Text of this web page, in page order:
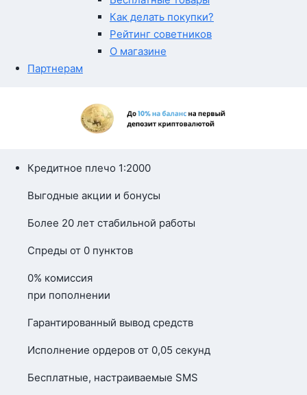
Как делать покупки?
Рейтинг советников
О магазине
Партнерам
Кредитное плечо 1:2000
Выгодные акции и бонусы
Более 20 лет стабильной работы
Спреды от 0 пунктов
0% комиссия
при пополнении
Гарантированный вывод средств
Исполнение ордеров от 0,05 секунд
Бесплатные, настраиваемые SMS